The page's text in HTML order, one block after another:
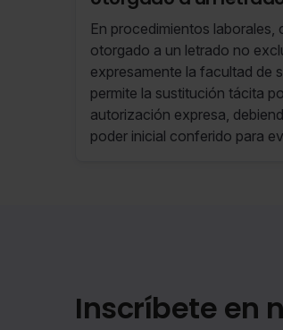
En procedimientos laborales,
otorgado a un letrado no
expresamente la facultad de
permite la sustitución tácita
autorización expresa,
poder inicial conferido para
Inscríbete en